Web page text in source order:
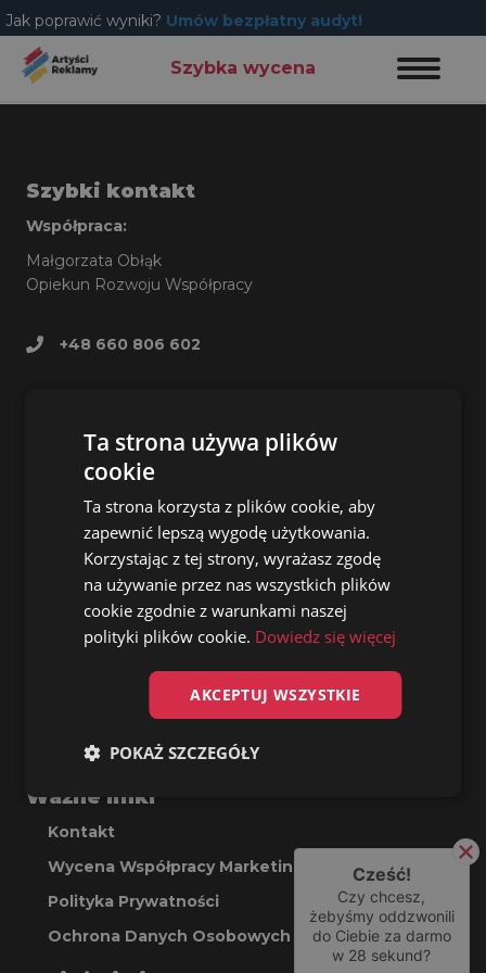
Jak poprawić wyniki? Umów bezpłatny audyt!
Szybka wycena
Szybki kontakt
Współpraca:
Małgorzata Obłąk
Opiekun Rozwoju Współpracy
+48 660 806 602
Inne sprawy:
Patryk Janusz
+48 503 923 710
biuro@artyscireklamy.pl
Artyści Reklamy Sp. z o.o.
Dzieci Warszawy 29/29
02-495 Warszawa
NIP 5342572481
Ważne linki
Kontakt
Wycena Współpracy Marketingowej
Polityka Prywatności
Ochrona Danych Osobowych
Ta strona używa plików
cookie
Ta strona korzysta z plików cookie, aby
zapewnić lepszą wygodę użytkowania.
Korzystając z tej strony, wyrażasz zgodę
na używanie przez nas wszystkich plików
cookie zgodnie z warunkami naszej
polityki plików cookie. Dowiedz się więcej
AKCEPTUJ WSZYSTKIE
POKAŻ SZCZEGÓŁY
Cześć!
Czy chcesz,
żebyśmy oddzwonili
do Ciebie za darmo
w 28 sekund?